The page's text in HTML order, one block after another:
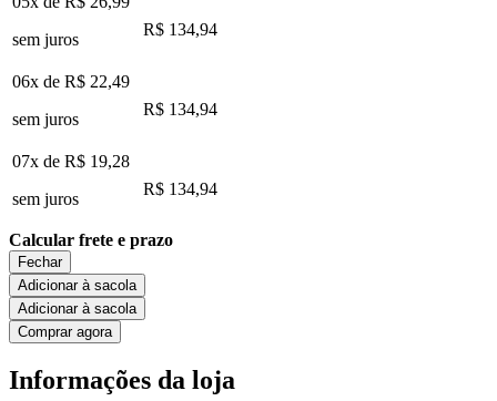
sem juros
R$ 134,94
06x de R$ 22,49
sem juros
R$ 134,94
07x de R$ 19,28
sem juros
R$ 134,94
Calcular frete e prazo
Fechar
Adicionar à sacola
Adicionar à sacola
Comprar agora
Informações da loja